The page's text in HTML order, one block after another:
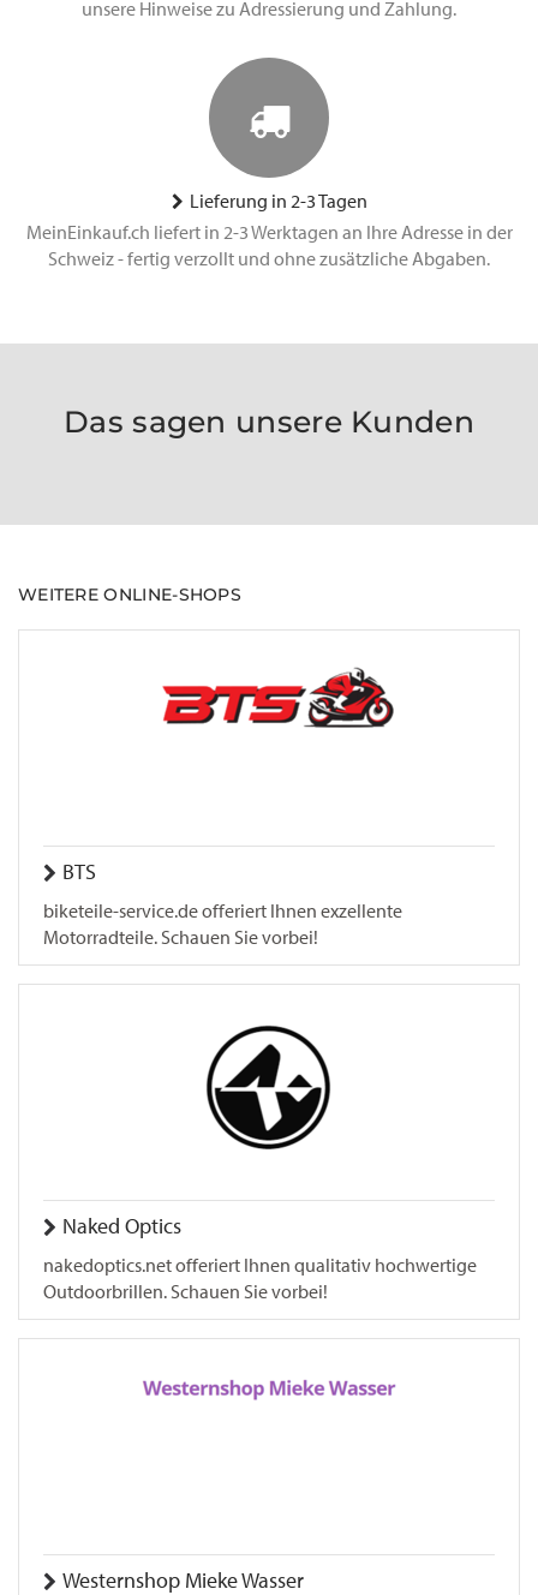
unsere Hinweise zu Adressierung und Zahlung.
Lieferung in 2-3 Tagen
MeinEinkauf.ch liefert in 2-3 Werktagen an Ihre Adresse in der
Schweiz - fertig verzollt und ohne zusätzliche Abgaben.
Das sagen unsere Kunden
WEITERE ONLINE-SHOPS
BTS
biketeile-service.de offeriert Ihnen exzellente
Motorradteile. Schauen Sie vorbei!
Naked Optics
nakedoptics.net offeriert Ihnen qualitativ hochwertige
Outdoorbrillen. Schauen Sie vorbei!
Westernshop Mieke Wasser